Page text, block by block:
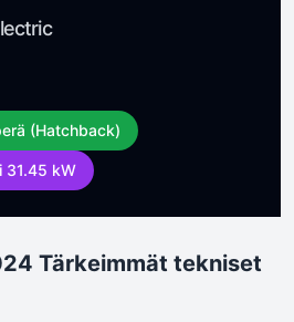
(Hatchback)
31.45 kW
Tärkeimmät tekniset